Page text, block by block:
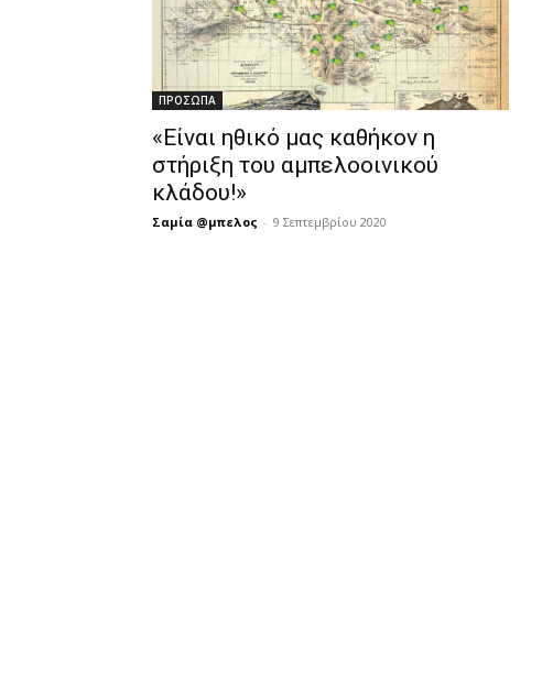
ΠΡΟΣΩΠΑ
«Είναι ηθικό μας καθήκον η
στήριξη του αμπελοοινικού
κλάδου!»
Σαμία @μπελος - 9 Σεπτεμβρίου 2020